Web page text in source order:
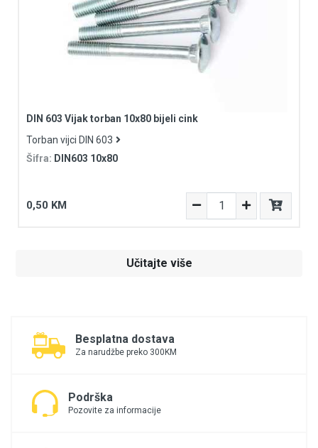
DIN 603 Vijak torban 10x80 bijeli cink
Torban vijci DIN 603
Šifra: DIN603 10x80
0,50 KM
Učitajte više
Besplatna dostava
Za narudžbe preko 300KM
Podrška
Pozovite za informacije